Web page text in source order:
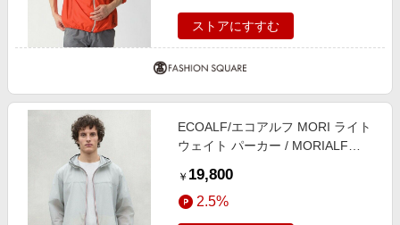
ストアにすすむ
ECOALF/エコアルフ MORI ライト
ウェイト パーカー / MORIALF
￥ 19,800
2.5%